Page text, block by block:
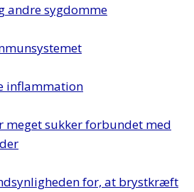
andre sygdomme
inflammation
meget sukker forbundet med
for, at brystkræft